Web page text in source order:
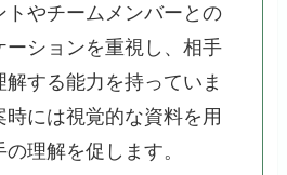
トやチームメンバーとの
ーションを重視し、相手
する能力を持っていま
には視覚的な資料を用
理解を促します。